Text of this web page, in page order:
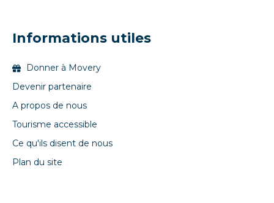
Informations utiles
Donner à Movery
Devenir partenaire
A propos de nous
Tourisme accessible
Ce qu'ils disent de nous
Plan du site